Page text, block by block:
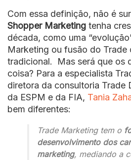
Com essa definição, não é
Shopper Marketing tenha
década, como uma
Marketing ou fusão do Trade
tradicional. Mas será que os
coisa? Para a especialista
diretora da consultoria Trade
da ESPM e da FIA, Tania
bem diferentes:
Trade Marketing tem o
desenvolvimento dos
marketing, mediando a